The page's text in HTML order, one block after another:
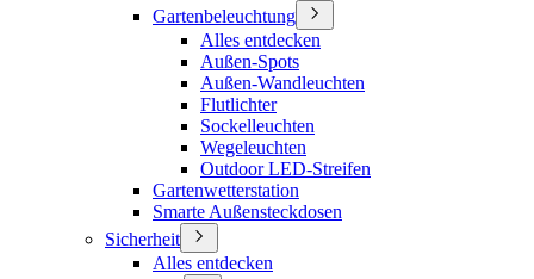
Gartenbeleuchtung
Alles entdecken
Außen-Spots
Außen-Wandleuchten
Flutlichter
Sockelleuchten
Wegeleuchten
Outdoor LED-Streifen
Gartenwetterstation
Smarte Außensteckdosen
Sicherheit
Alles entdecken